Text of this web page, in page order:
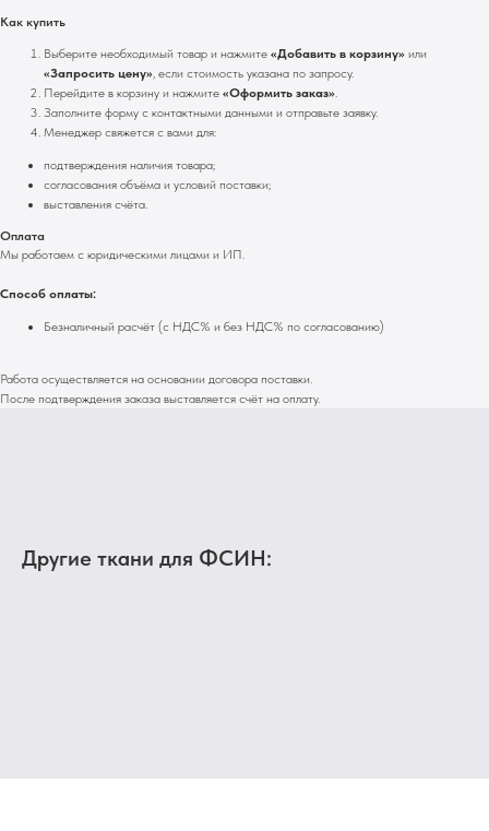
Как купить
Выберите необходимый товар и нажмите «Добавить в корзину» или
«Запросить цену», если стоимость указана по запросу.
Перейдите в корзину и нажмите «Оформить заказ».
Заполните форму с контактными данными и отправьте заявку.
Менеджер свяжется с вами для:
подтверждения наличия товара;
согласования объёма и условий поставки;
выставления счёта.
Оплата
Мы работаем с юридическими лицами и ИП.
Способ оплаты:
Безналичный расчёт (с НДС% и без НДС% по согласованию)
Работа осуществляется на основании договора поставки.
После подтверждения заказа выставляется счёт на оплату.
Другие ткани для ФСИН: